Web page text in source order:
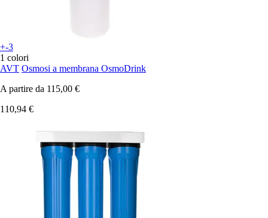
+-3
1 colori
AVT Osmosi a membrana OsmoDrink
A partire da 115,00 €
110,94 €